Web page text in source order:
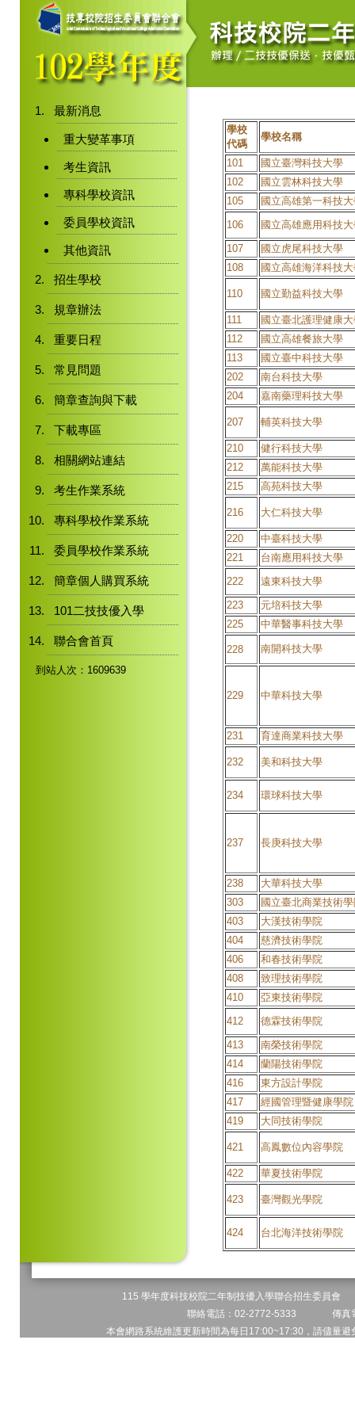
最新消息
重大變革事項
考生資訊
專科學校資訊
委員學校資訊
其他資訊
招生學校
規章辦法
重要日程
常見問題
簡章查詢與下載
下載專區
相關網站連結
考生作業系統
專科學校作業系統
委員學校作業系統
簡章個人購買系統
101二技技優入學
聯合會首頁
到站人次：1609639
學校
代碼
學校名稱
101
國立臺灣科技大學
102
國立雲林科技大學
105
國立高雄第一科技
106
國立高雄應用科技
107
國立虎尾科技大學
108
國立高雄海洋科技
110 國立勤益科技大學
111
國立臺北護理健康
112
國立高雄餐旅大學
113
國立臺中科技大學
202
南台科技大學
204
嘉南藥理科技大學
207 輔英科技大學
210
健行科技大學
212
萬能科技大學
215
高苑科技大學
216 大仁科技大學
220
中臺科技大學
221
台南應用科技大學
222
遠東科技大學
223
元培科技大學
225
中華醫事科技大學
228 南開科技大學
229 中華科技大學
231 育達商業科技大學
232 美和科技大學
234 環球科技大學
237 長庚科技大學
238
大華科技大學
303
國立臺北商業技術
403
大漢技術學院
404
慈濟技術學院
406
和春技術學院
408
致理技術學院
410
亞東技術學院
412
德霖技術學院
413
南榮技術學院
414
蘭陽技術學院
416
東方設計學院
417
經國管理暨健康學院
419
大同技術學院
421 高鳳數位內容學院
422 華夏技術學院
423 臺灣觀光學院
424 台北海洋技術學院
115 學年度科技校院二年制技優入學聯合招生委員
聯絡電話：02-2772-5333 傳
本會網路系統維護更新時間為每日17:00~17:30，請儘量